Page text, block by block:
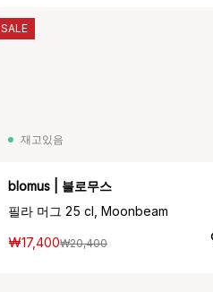
재고있음
blomus | 블로무스
필라 머그 25 cl, Moonbeam
₩17,400₩20,400
SALE